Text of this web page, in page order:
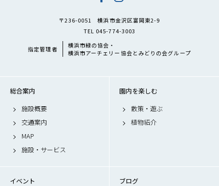
〒236-0051 横浜市金沢区富岡東2-9
TEL 045-774-3003
指定管理者
横浜市緑の協会・
横浜市アーチェリー協会とみどりの会グループ
総合案内
施設概要
交通案内
MAP
施設・サービス
園内を楽しむ
散策・遊ぶ
植物紹介
イベント
ブログ